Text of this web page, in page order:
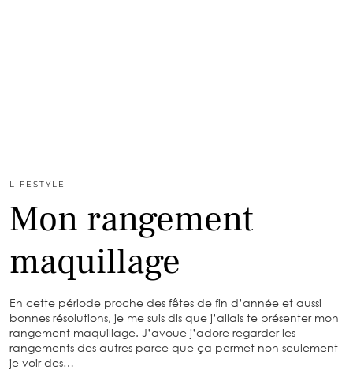
LIFESTYLE
Mon rangement
maquillage
En cette période proche des fêtes de fin d’année et aussi
bonnes résolutions, je me suis dis que j’allais te présenter mon
rangement maquillage. J’avoue j’adore regarder les
rangements des autres parce que ça permet non seulement
je voir des…